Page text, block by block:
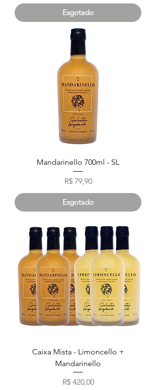
Esgotado
Mandarinello 700ml - SL
Preço
R$ 79,90
Esgotado
Caixa Mista - Limoncello +
Mandarinello
Preço
R$ 420,00